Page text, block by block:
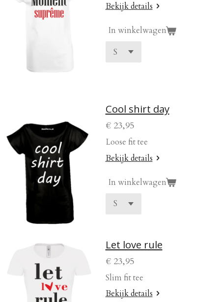
Bekijk details
In winkelwagen
Cool shirt day
€ 23,95
Loose fit tee
Bekijk details
In winkelwagen
Let love rule
€ 23,95
Slim fit tee
Bekijk details